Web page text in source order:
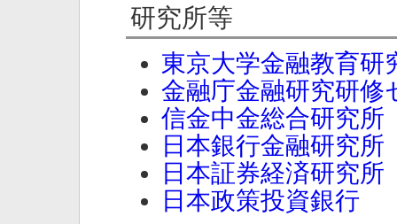
研究所等
東京大学金融教育研
金融庁金融研究研修
信金中金総合研究所
日本銀行金融研究所
日本証券経済研究所
日本政策投資銀行